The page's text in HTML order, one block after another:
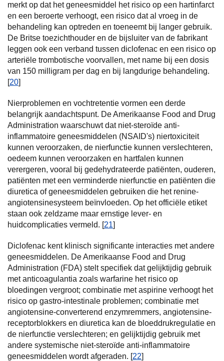
merkt op dat het geneesmiddel het risico op een hartinfarct
en een beroerte verhoogt, een risico dat al vroeg in de
behandeling kan optreden en toeneemt bij langer gebruik.
De Britse toezichthouder en de bijsluiter van de fabrikant
leggen ook een verband tussen diclofenac en een risico op
arteriële trombotische voorvallen, met name bij een dosis
van 150 milligram per dag en bij langdurige behandeling.
[20]
Nierproblemen en vochtretentie vormen een derde
belangrijk aandachtspunt. De Amerikaanse Food and Drug
Administration waarschuwt dat niet-steroïde anti-
inflammatoire geneesmiddelen (NSAID's) niertoxiciteit
kunnen veroorzaken, de nierfunctie kunnen verslechteren,
oedeem kunnen veroorzaken en hartfalen kunnen
verergeren, vooral bij gedehydrateerde patiënten, ouderen,
patiënten met een verminderde nierfunctie en patiënten die
diuretica of geneesmiddelen gebruiken die het renine-
angiotensinesysteem beïnvloeden. Op het officiële etiket
staan ook zeldzame maar ernstige lever- en
huidcomplicaties vermeld. [21]
Diclofenac kent klinisch significante interacties met andere
geneesmiddelen. De Amerikaanse Food and Drug
Administration (FDA) stelt specifiek dat gelijktijdig gebruik
met anticoagulantia zoals warfarine het risico op
bloedingen vergroot; combinatie met aspirine verhoogt het
risico op gastro-intestinale problemen; combinatie met
angiotensine-converterend enzymremmers, angiotensine-
receptorblokkers en diuretica kan de bloeddrukregulatie en
de nierfunctie verslechteren; en gelijktijdig gebruik met
andere systemische niet-steroïde anti-inflammatoire
geneesmiddelen wordt afgeraden. [22]